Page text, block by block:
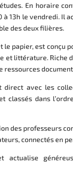
En horaire
à 13h le vendredi. Il
des deux filières.
le papier, est conçu
et littérature. Riche
ressources
direct avec les
classés dans
des professeurs
connectés en
actualise